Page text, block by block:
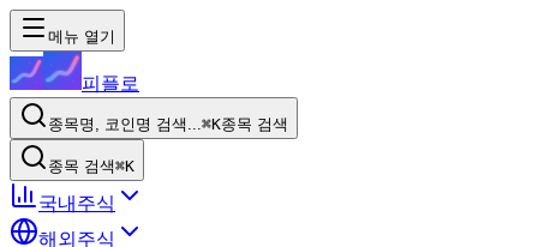
메뉴 열기
피플로
종목명, 코인명 검색...⌘K종목 검색
종목 검색⌘K
국내주식
해외주식